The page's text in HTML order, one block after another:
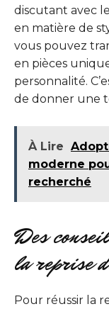
discutant avec
en matière de
vous pouvez
en pièces
personnalité.
de donner une
À Lire
moderne
recherché
Des
la reprise
Pour réussir la